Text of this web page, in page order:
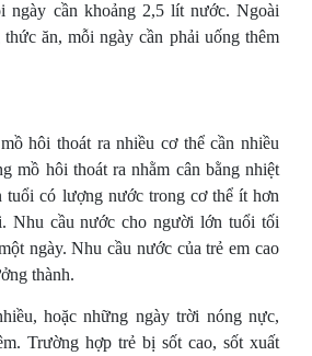
ngày cần khoảng 2,5 lít nước. Ngoài
ăn, mỗi ngày cần phải uống thêm
hôi thoát ra nhiều cơ thể cần nhiều
mồ hôi thoát ra nhằm cân bằng nhiệt
có lượng nước trong cơ thể ít hơn
Nhu cầu nước cho người lớn tuổi tối
ngày. Nhu cầu nước của trẻ em cao
thành.
hoặc những ngày trời nóng nực,
Trường hợp trẻ bị sốt cao, sốt xuất